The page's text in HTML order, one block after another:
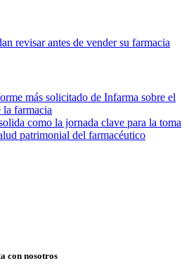
revisar antes de vender su farmacia
más solicitado de Infarma sobre el
farmacia
como la jornada clave para la toma
patrimonial del farmacéutico
con nosotros